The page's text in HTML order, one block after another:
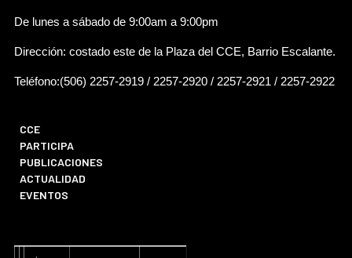
De lunes a sábado de 9:00am a 9:00pm
Dirección: costado este de la Plaza del CCE, Barrio Escalante.
Teléfono:(506) 2257-2919 / 2257-2920 / 2257-2921 / 2257-2922
CCE
PARTICIPA
PUBLICACIONES
ACTUALIDAD
EVENTOS